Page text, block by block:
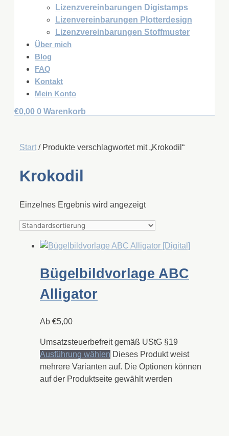
Lizenzvereinbarungen Digistamps
Lizenvereinbarungen Plotterdesign
Lizenzvereinbarungen Stoffmuster
Über mich
Blog
FAQ
Kontakt
Mein Konto
€0,00 0 Warenkorb
Start / Produkte verschlagwortet mit „Krokodil“
Krokodil
Einzelnes Ergebnis wird angezeigt
Bügelbildvorlage ABC
Alligator
Ab €5,00
Umsatzsteuerbefreit gemäß UStG §19
Ausführung wählen Dieses Produkt weist
mehrere Varianten auf. Die Optionen können
auf der Produktseite gewählt werden